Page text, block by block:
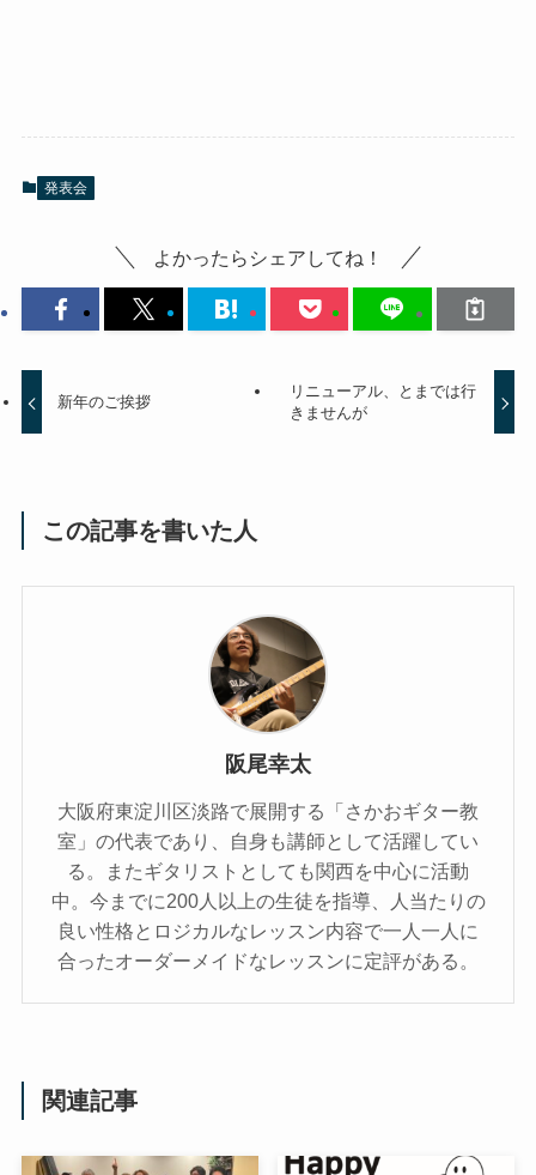
発表会
よかったらシェアしてね！
新年のご挨拶
リニューアル、とまでは行
きませんが
この記事を書いた人
阪尾幸太
大阪府東淀川区淡路で展開する「さかおギター教
室」の代表であり、自身も講師として活躍してい
る。またギタリストとしても関西を中心に活動
中。今までに200人以上の生徒を指導、人当たりの
良い性格とロジカルなレッスン内容で一人一人に
合ったオーダーメイドなレッスンに定評がある。
関連記事